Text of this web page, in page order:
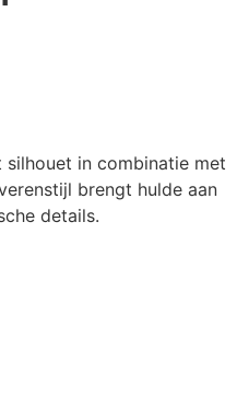
silhouet in combinatie met
brengt hulde aan
details.